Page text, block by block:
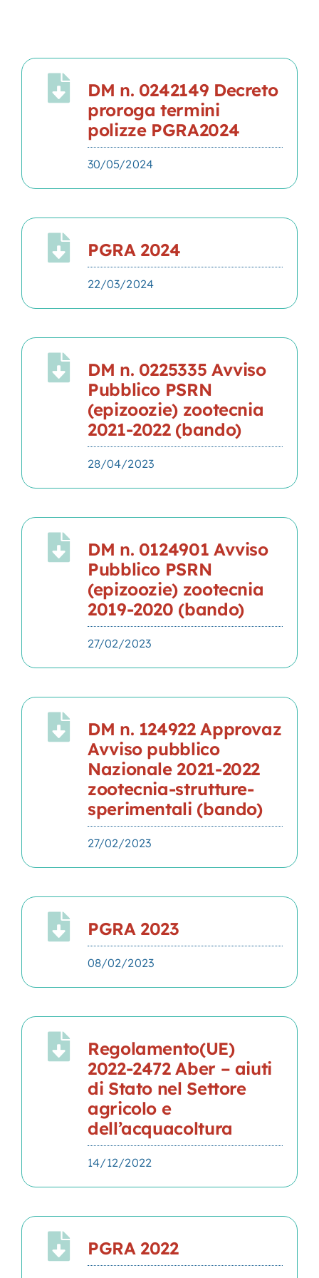
for:
DM n. 0242149 Decreto
proroga termini
polizze PGRA2024
30/05/2024
PGRA 2024
22/03/2024
DM n. 0225335 Avviso
Pubblico PSRN
(epizoozie) zootecnia
2021-2022 (bando)
28/04/2023
DM n. 0124901 Avviso
Pubblico PSRN
(epizoozie) zootecnia
2019-2020 (bando)
27/02/2023
DM n. 124922 Approvaz
Avviso pubblico
Nazionale 2021-2022
zootecnia-strutture-
sperimentali (bando)
27/02/2023
PGRA 2023
08/02/2023
Regolamento(UE)
2022-2472 Aber – aiuti
di Stato nel Settore
agricolo e
dell’acquacoltura
14/12/2022
PGRA 2022